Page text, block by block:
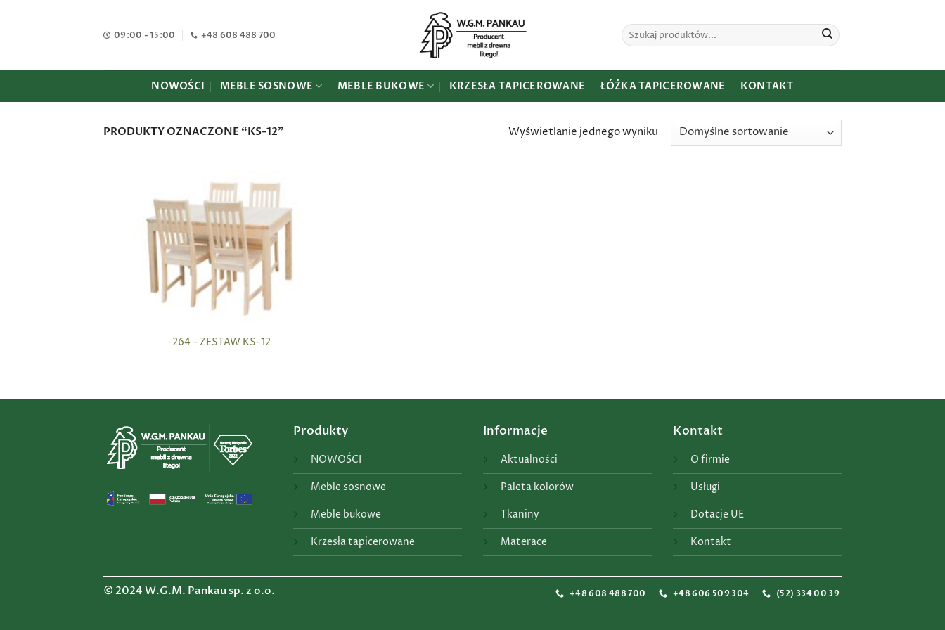
09:00 - 15:00 +48 608 488 700 Szukaj:
NOWOŚCI MEBLE SOSNOWE MEBLE BUKOWE KRZESŁA TAPICEROWANE ŁÓŻKA TAPICEROWANE KONTAKT
PRODUKTY OZNACZONE “KS-12” Wyświetlanie jednego wyniku
264 – ZESTAW KS-12
Produkty
NOWOŚCI
Meble sosnowe
Meble bukowe
Krzesła tapicerowane
Informacje
Aktualności
Paleta kolorów
Tkaniny
Materace
Kontakt
O firmie
Usługi
Dotacje UE
Kontakt
© 2024 W.G.M. Pankau sp. z o.o. +48 608 488 700 +48 606 509 304 (52) 334 00 39